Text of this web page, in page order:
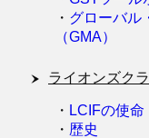
・ グローバル
（GMA）
ライオンズク
・ LCIFの使命
・ 歴史